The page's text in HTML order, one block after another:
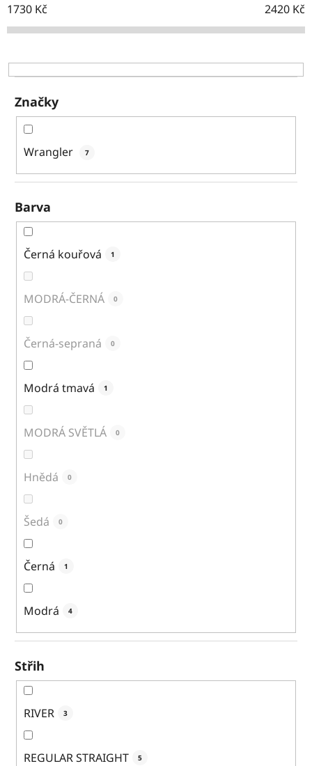
o
d
k
t
ů
1730 Kč 2420 Kč
Značky
Wrangler 7
Barva
Černá kouřová 1
MODRÁ-ČERNÁ 0
Černá-sepraná 0
Modrá tmavá 1
MODRÁ SVĚTLÁ 0
Hnědá 0
Šedá 0
Černá 1
Modrá 4
Střih
RIVER 3
REGULAR STRAIGHT 5